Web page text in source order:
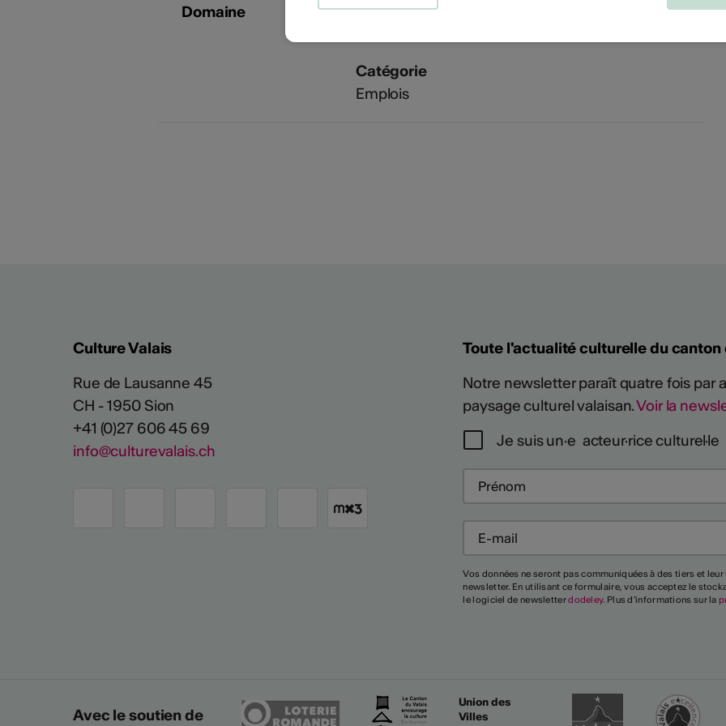
Domaine
Domaine culturel
Catégorie
Emplois
Culture Valais
Rue de Lausanne 45
CH - 1950 Sion
+41 (0)27 606 45 69
info@culturevalais.ch
Toute l'actualité culturelle du
Notre newsletter paraît quatre fois par
paysage culturel valaisan.Voir la
Je suis un·e acteur·rice culturel·le
Vos données ne seront pas communiquées à des tiers et
newsletter. En utilisant ce formulaire, vous acceptez le
le logiciel de newsletterdodeley. Plus d'informations sur la
Avec le soutien de
Union des
Villes